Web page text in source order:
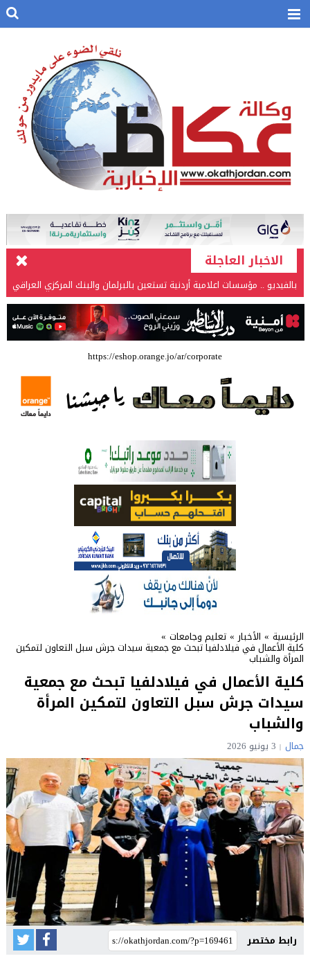
الاخبار العاجلة
بالفيديو .. مؤسسات اعلامية أردنية تستعين بالبرلمان والبنك المركزي العراقي
في قضيتها مع طارق الحسن
بالفيديو .. إرادة القائد ثم التعليم ثم الصناعة والزراعة قذفت ببنجلاديش خلال
عشرين عاما من دخل الفرد ٤٠٠$ سنويا الى ٦٠٠٠ $ ، فهل نستطيع ؟؟؟؟؟
شركة تسابيح للسياحة والسفر تسير اول رحلة لحجاج بيت الله الحرام عبر مطار
الملكة علياء الدولي – صور
العلمية الثقافية الأردنية
حملة للتبرع بالدم في جامعة الزيتونة الأردنية
https://eshop.orange.jo/ar/corporate
الرئيسية » الأخبار » تعليم وجامعات »
كلية الأعمال في فيلادلفيا تبحث مع جمعية سيدات جرش سبل التعاون لتمكين
المرأة والشباب
كلية الأعمال في فيلادلفيا تبحث مع جمعية
سيدات جرش سبل التعاون لتمكين المرأة
والشباب
جمال 3 يونيو 2026
رابط مختصر